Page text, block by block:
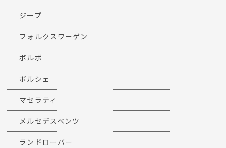
ジープ
フォルクスワーゲン
ボルボ
ポルシェ
マセラティ
メルセデスベンツ
ランドローバー